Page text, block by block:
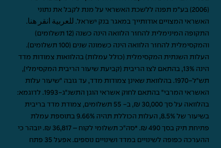
(2006) בע"מ תפנה ללשכת האשראי על מנת לקבל את נתוני
האשראי המצויים אודותייך במאגר בנק ישראל. للعربية انقر هنا.
התקופה המינימלית להחזר הלוואה הינה כשנה (12 תשלומים)
והמקסימלית להחזר הלוואה הינה כשמונה שנים (100 תשלומים).
העלות השנתית המקסימלית (כולל עמלות) בהלוואות צמודות מדד
הינה 13%, בהתאם לצו הריבית (קביעת שיעור הריבית המקסימלי),
תש"ל-1970. בהלוואת שאינן צמודות מדד, עד גובה "שיעור עלות
האשראי המרבי" בהתאם לחוק אשראי הוגן התשנ"ג-1993. לדוגמא:
בהלוואה על סך 30,000 ₪, ב- 55 תשלומים, צמודת מדד בריבית
בשיעור של 8.5%, העלות הכוללת תהיה 9.66% בתוספת עמלת
פתיחת תיק בסך 490 ₪. *סה"כ תשלומי לקוח – 36,817 ₪. יובהר כי
ההערכה כפופה לשינויים במדד ושינויים נוספים. אפעל 35 פתח